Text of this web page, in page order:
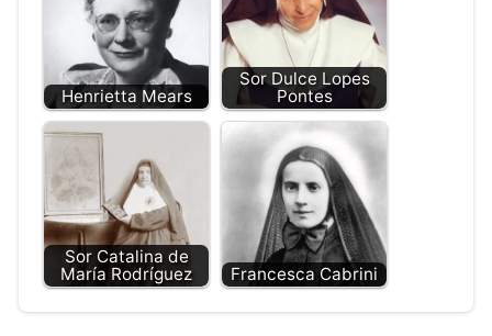
Henrietta Mears
Sor Dulce Lopes
Pontes
Sor Catalina de
María Rodríguez
Francesca Cabrini